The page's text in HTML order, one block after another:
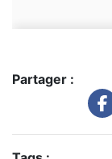
Partager :